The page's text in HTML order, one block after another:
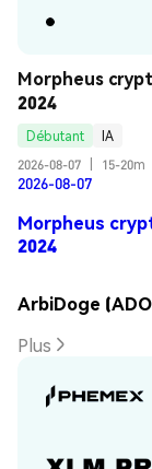
Morpheus
2024
Débutant
IA
2026-08-07
15-20m
2026-08-07
Morpheus
2024
ArbiDoge
Plus